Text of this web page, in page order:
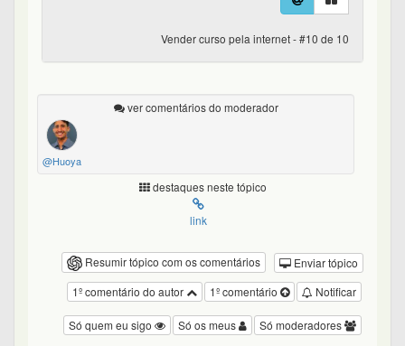
Vender curso pela internet - #10 de 10
ver comentários do moderador
@Huoya
destaques neste tópico
link
Resumir tópico com os comentários
Enviar tópico
Notificar
1º comentário
1º comentário do autor
Só moderadores
Só os meus
Só quem eu sigo